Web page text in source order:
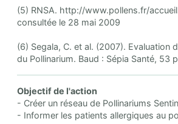
(5) RNSA. http://www.pollens.fr/
consultée le 28 mai 2009
(6) Segala, C. et al. (2007). Evaluation
du Pollinarium. Baud : Sépia Santé, 53 p
Objectif de l'action
- Créer un réseau de Pollinariums
- Informer les patients allergiques au